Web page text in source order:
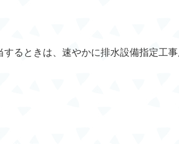
るときは、速やかに排水設備指定工